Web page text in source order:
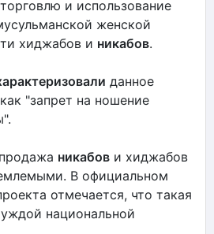
и использование
женской
хиджабов и никабов.
данное
"запрет на ношение
никабов и хиджабов
В официальном
отмечается, что такая
национальной